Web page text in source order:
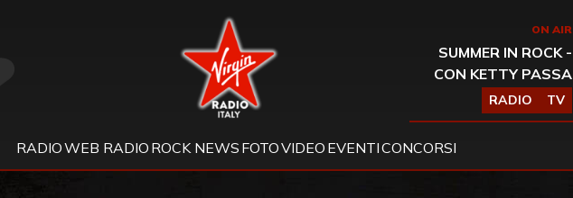
Virgin Radio ON AIR
SUMMER IN ROCK -
CON KETTY PASSA
RADIO TV
RADIOWEB RADIO ROCK NEWS FOTOVIDEO EVENTICONCORSI